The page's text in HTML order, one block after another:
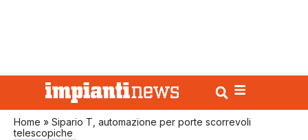
Home » Sipario T, automazione per porte scorrevoli
telescopiche